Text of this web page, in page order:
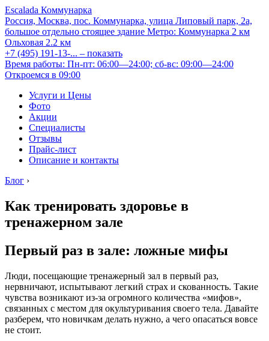
Escalada Коммунарка
Россия, Москва, пос. Коммунарка, улица Липовый парк, 2а,
большое отдельно стоящее здание Метро: Коммунарка 2 км
Ольховая 2.2 км
+7 (495) 191-13-... – показать
Время работы: Пн-пт: 06:00—24:00; сб-вс: 09:00—24:00
Откроемся в 09:00
Услуги и Цены
Фото
Акции
Специалисты
Отзывы
Прайс-лист
Описание и контакты
Блог ›
Как тренировать здоровье в
тренажерном зале
Первый раз в зале: ложные мифы
Люди, посещающие тренажерный зал в первый раз,
нервничают, испытывают легкий страх и скованность. Такие
чувства возникают из-за огромного количества «мифов»,
связанных с местом для окультуривания своего тела. Давайте
разберем, что новичкам делать нужно, а чего опасаться вовсе
не стоит.